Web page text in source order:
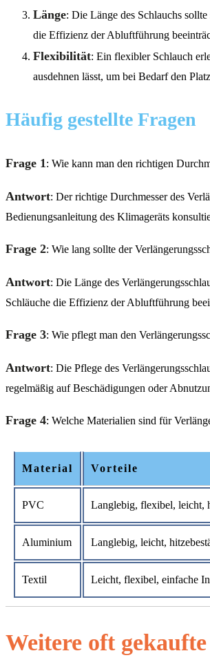
Länge: Die Länge des Schlauchs
die Effizienz der Abluftführung
Flexibilität: Ein flexibler Schlauch
ausdehnen lässt, um bei Bedarf den
Häufig gestellte Fragen
Frage 1 : Wie kann man den richtigen
Antwort: Der richtige Durchmesser des
Bedienungsanleitung des Klimageräts
Frage 2: Wie lang sollte der
Antwort: Die Länge des
Schläuche die Effizienz der Abluftführung
Frage 3: Wie pflegt man den
Antwort: Die Pflege des
regelmäßig auf Beschädigungen oder
Frage 4: Welche Materialien sind für
Material Vorteile
PVC Langlebig, flexibel, leicht,
Aluminium Langlebig, leicht,
Textil Leicht, flexibel, einfache
Weitere oft